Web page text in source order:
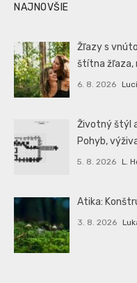
NAJNOVŠIE
Žľazy s
štítna žľaza,
6. 8. 2026
Životný štýl
Pohyb,
5. 8. 2026 L.
Atika:
3. 8. 2026